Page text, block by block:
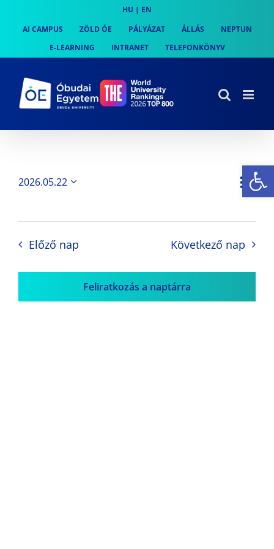
content
HU | EN
AI CAMPUS
ZÖLD ÓE PÁLYÁZAT ÁLLÁS
NEPTUN
E-LEARNING
INTRANET TELEFONKÖNYV
Nap
2026.05.22
Előző nap Következő nap
Feliratkozás a naptárra